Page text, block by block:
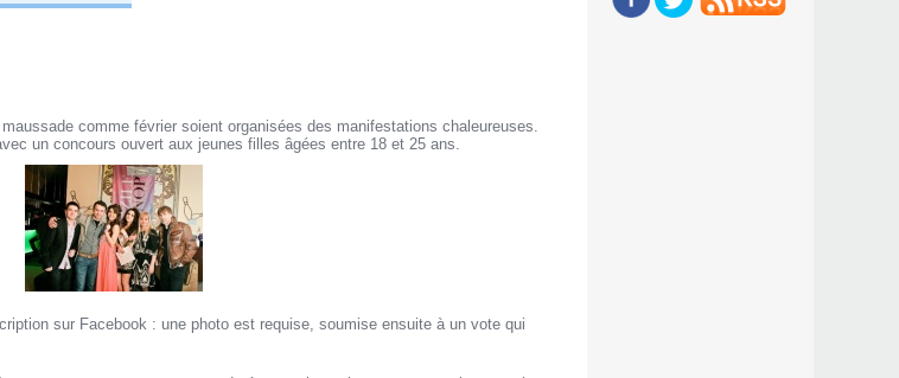
comme février soient organisées des manifestations chaleureuses.
un concours ouvert aux jeunes filles âgées entre 18 et 25 ans.
sur Facebook : une photo est requise, soumise ensuite à un vote qui